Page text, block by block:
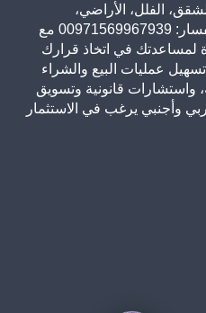
الفلل، الأراضي،
والعقارات التجارية، رقم للاستفسار: 00971569967939 مع
لمساعدتك في اتخاذ قرارك
عمليات البيع والشراء
واستشارات قانونية وتسويق
وأجنبي يرغب في الاستثمار